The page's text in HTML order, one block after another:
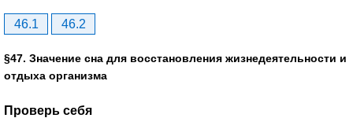
46.1 46.2
§47. Значение сна для восстановления жизнедеятельности и
отдыха организма
Проверь себя